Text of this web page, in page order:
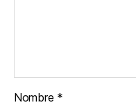
Nombre *